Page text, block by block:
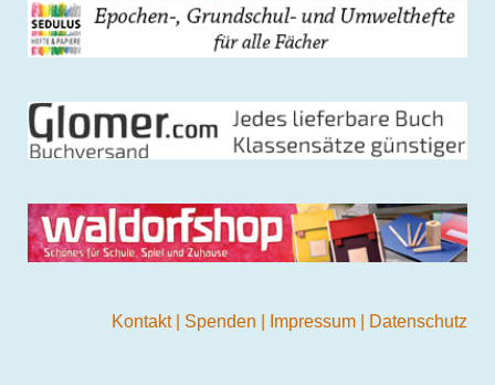
Kontakt Spenden Impressum Datenschutz